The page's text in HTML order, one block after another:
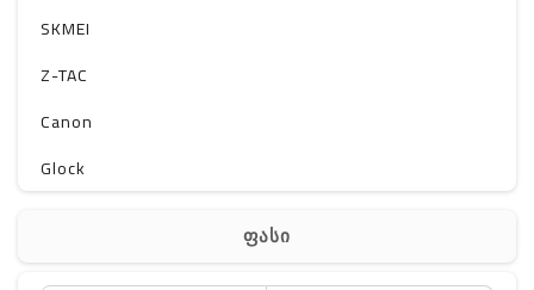
SKMEI
Z-TAC
Canon
Glock
ფასი